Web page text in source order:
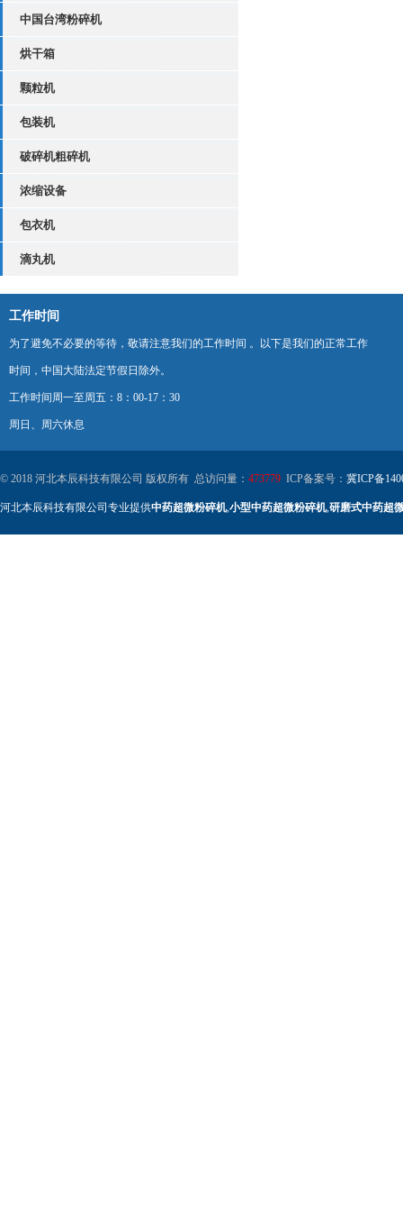
中国台湾粉碎机
烘干箱
颗粒机
包装机
破碎机粗碎机
浓缩设备
包衣机
滴丸机
工作时间
为了避免不必要的等待，敬请注意我们的工作时间 。以下是我们的正常工作
时间，中国大陆法定节假日除外。
工作时间周一至周五：8：00-17：30
周日、周六休息
© 2018 河北本辰科技有限公司 版权所有 总访问量： 473779 ICP备案号： 冀ICP备
河北本辰科技有限公司专业提供中药超微粉碎机,小型中药超微粉碎机,研磨式中药超